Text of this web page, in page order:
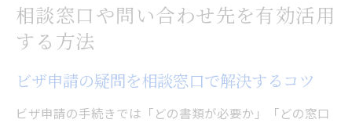
相談窓口や問い合わせ先を有効活用
する方法
ビザ申請の疑問を相談窓口で解決するコツ
ビザ申請の手続きでは「どの書類が必要か」「どの窓口